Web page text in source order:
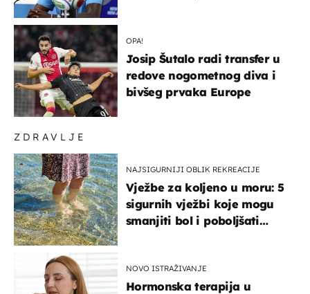
ZDRAVLJE
NAJSIGURNIJI OBLIK REKREACIJE
Vježbe za koljeno u moru: 5
sigurnih vježbi koje mogu
smanjiti bol i poboljšati
NOVO ISTRAŽIVANJE
Hormonska terapija u
OPA!
Josip Šutalo radi transfer u
redove nogometnog diva i
bivšeg prvaka Europe